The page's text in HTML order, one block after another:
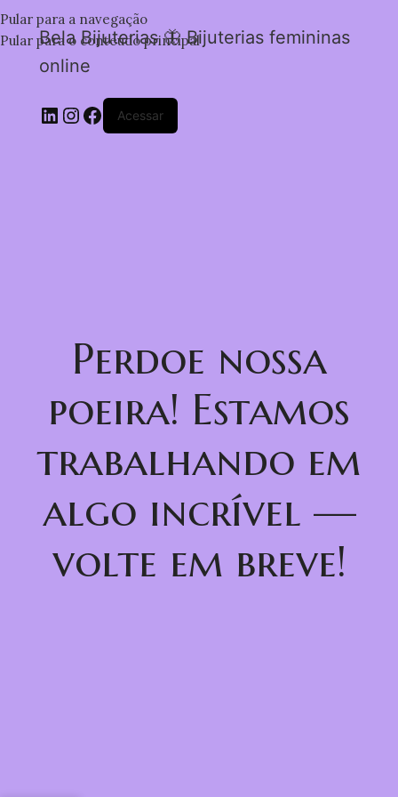
Pular para a navegação
Pular para o conteúdo principal
Bela Bijuterias 🦋 Bijuterias femininas
online
Acessar
Perdoe nossa
poeira! Estamos
trabalhando em
algo incrível —
volte em breve!